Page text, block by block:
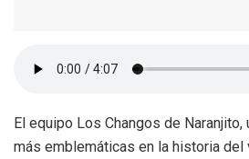
El equipo Los Changos de
más emblemáticas en la historia del